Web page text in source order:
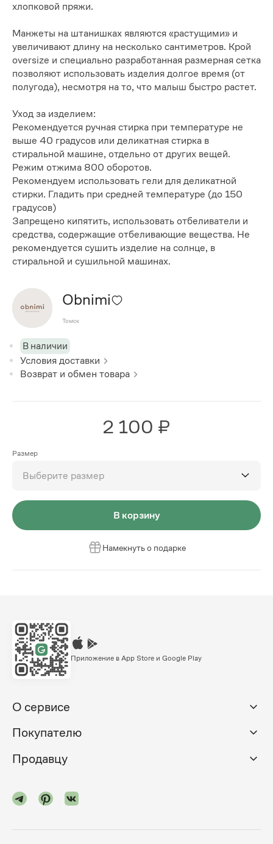
хлопковой пряжи.
Манжеты на штанишках являются «растущими» и
увеличивают длину на несколько сантиметров. Крой
oversize и специально разработанная размерная сетка
позволяют использовать изделия долгое время (от
полугода), несмотря на то, что малыш быстро растет.
Уход за изделием:
Рекомендуется ручная стирка при температуре не
выше 40 градусов или деликатная стирка в
стиральной машине, отдельно от других вещей.
Режим отжима 800 оборотов.
Рекомендуем использовать гели для деликатной
стирки. Гладить при средней температуре (до 150
градусов)
Запрещено кипятить, использовать отбеливатели и
средства, содержащие отбеливающие вещества. Не
рекомендуется сушить изделие на солнце, в
стиральной и сушильной машинах.
Obnimi
Томск
В наличии
Условия доставки
Возврат и обмен товара
2 100 ₽
Размер
Выберите размер
В корзину
Намекнуть о подарке
Приложение в App Store и Google Play
О сервисе
Покупателю
Продавцу